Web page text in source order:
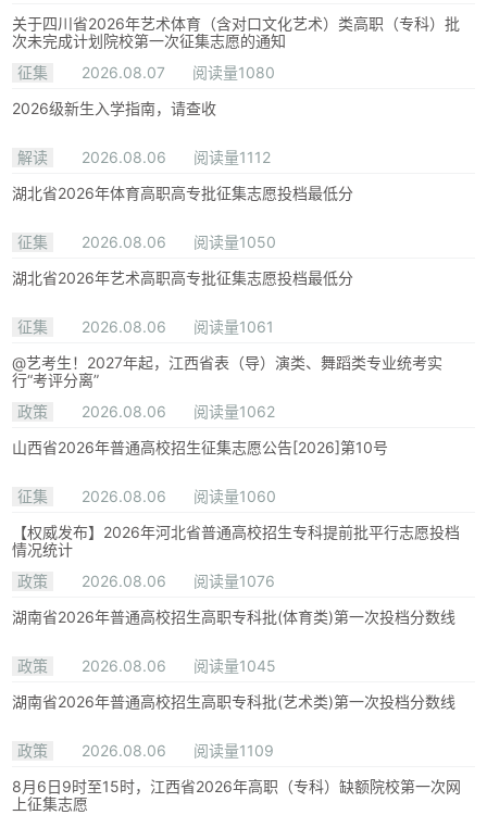
关于四川省2026年艺术体育（含对口文化艺术）类高职（专科）批
次未完成计划院校第一次征集志愿的通知
征集
2026.08.07
阅读量1080
2026级新生入学指南，请查收
解读 2026.08.06
阅读量1112
湖北省2026年体育高职高专批征集志愿投档最低分
征集 2026.08.06
阅读量1050
湖北省2026年艺术高职高专批征集志愿投档最低分
征集 2026.08.06
阅读量1061
@艺考生！2027年起，江西省表（导）演类、舞蹈类专业统考实
行“考评分离”
政策
2026.08.06
阅读量1062
山西省2026年普通高校招生征集志愿公告[2026]第10号
征集 2026.08.06
阅读量1060
【权威发布】2026年河北省普通高校招生专科提前批平行志愿投档
情况统计
政策
2026.08.06
阅读量1076
湖南省2026年普通高校招生高职专科批(体育类)第一次投档分数线
政策 2026.08.06
阅读量1045
湖南省2026年普通高校招生高职专科批(艺术类)第一次投档分数线
政策 2026.08.06
阅读量1109
8月6日9时至15时，江西省2026年高职（专科）缺额院校第一次网
上征集志愿